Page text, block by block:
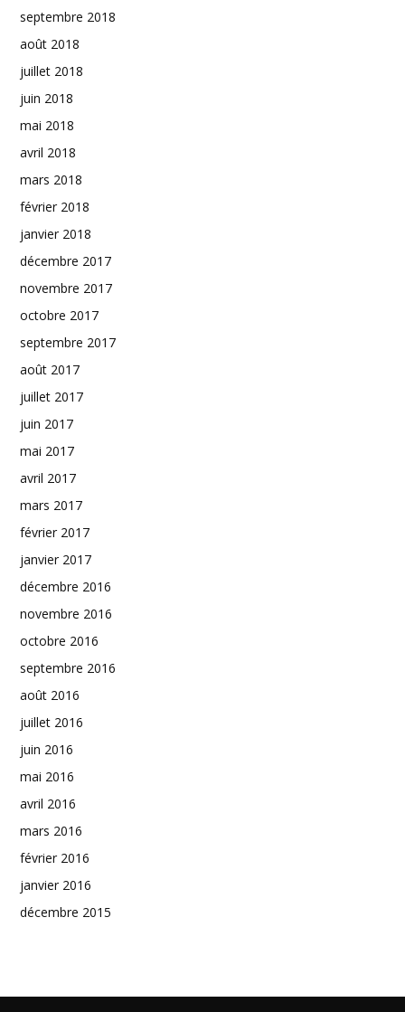
septembre 2018
août 2018
juillet 2018
juin 2018
mai 2018
avril 2018
mars 2018
février 2018
janvier 2018
décembre 2017
novembre 2017
octobre 2017
septembre 2017
août 2017
juillet 2017
juin 2017
mai 2017
avril 2017
mars 2017
février 2017
janvier 2017
décembre 2016
novembre 2016
octobre 2016
septembre 2016
août 2016
juillet 2016
juin 2016
mai 2016
avril 2016
mars 2016
février 2016
janvier 2016
décembre 2015